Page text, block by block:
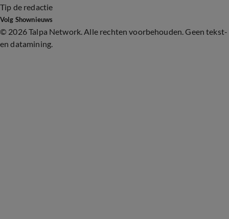
Tip de redactie
Volg Shownieuws
© 2026 Talpa Network. Alle rechten voorbehouden. Geen tekst-
en datamining.